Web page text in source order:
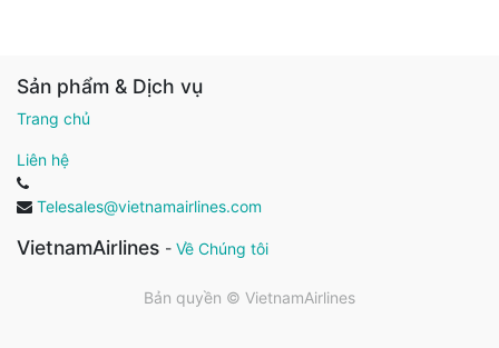
Sản phẩm & Dịch vụ
Trang chủ
Liên hệ
Telesales@vietnamairlines.com
VietnamAirlines - Về Chúng tôi
Bản quyền © VietnamAirlines